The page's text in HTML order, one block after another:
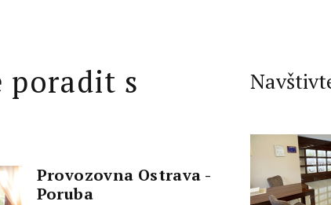
poradit s
Provozovna Ostrava -
Poruba